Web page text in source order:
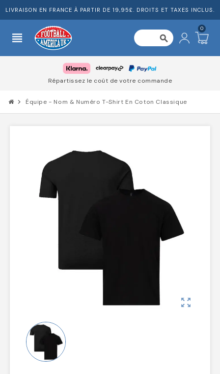
LIVRAISON EN FRANCE À PARTIR DE 19,95£. DROITS ET TAXES INCLUS.
view_headline search
0
Répartissez le coût de votre commande
chevron_right Équipe - Nom & Numéro T-Shirt En Coton Classique
zoom_out_map